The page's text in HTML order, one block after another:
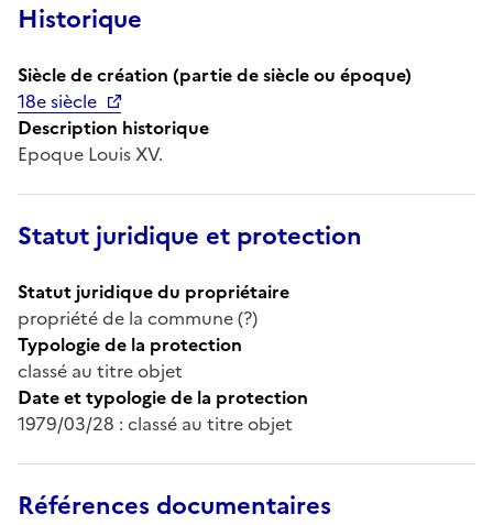
Historique
Siècle de création (partie de siècle ou époque)
18e siècle
Description historique
Epoque Louis XV.
Statut juridique et protection
Statut juridique du propriétaire
propriété de la commune (?)
Typologie de la protection
classé au titre objet
Date et typologie de la protection
1979/03/28 : classé au titre objet
Références documentaires